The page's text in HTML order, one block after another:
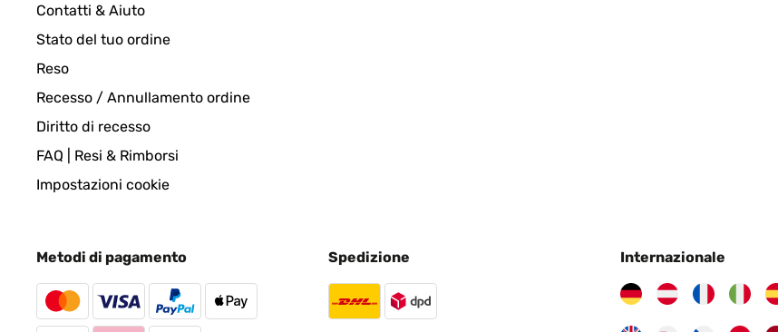
Contatti & Aiuto
Stato del tuo ordine
Reso
Recesso / Annullamento ordine
Diritto di recesso
FAQ | Resi & Rimborsi
Impostazioni cookie
Metodi di pagamento Spedizione Internazionale